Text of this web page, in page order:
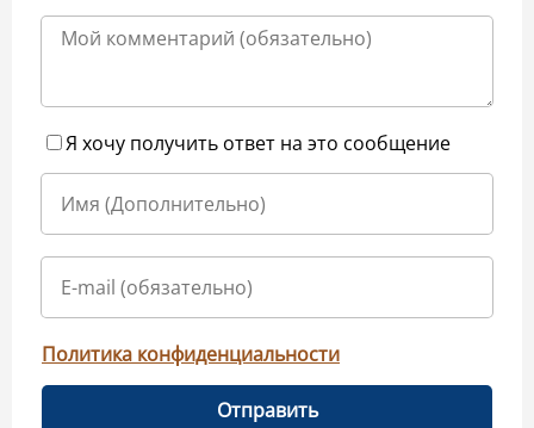
Я хочу получить ответ на это сообщение
Политика конфиденциальности
Отправить